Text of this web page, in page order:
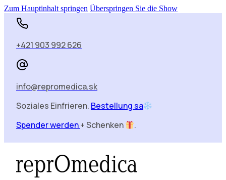
Zum Hauptinhalt springen Überspringen Sie die Show
+421 903 992 626
info@repromedica.sk
Soziales Einfrieren. Bestellung sa
Spender werden+ Schenken .